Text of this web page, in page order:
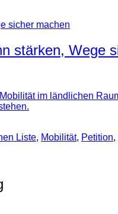
stärken, Wege
im ländlichen
Liste, Mobilität, Petition,